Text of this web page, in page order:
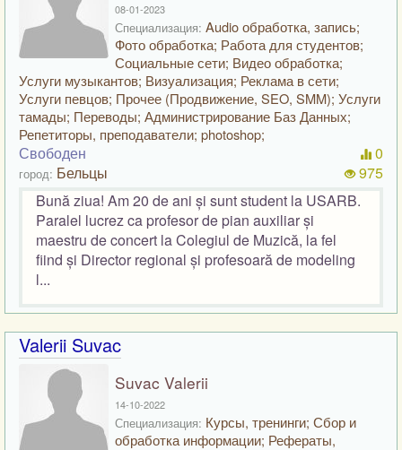
08-01-2023
Специализация: Audio обработка, запись;
Фото обработка; Работа для студентов;
Социальные сети; Видео обработка;
Услуги музыкантов; Визуализация; Реклама в сети;
Услуги певцов; Прочее (Продвижение, SEO, SMM); Услуги
тамады; Переводы; Администрирование Баз Данных;
Репетиторы, преподаватели; photoshop;
Свободен
город: Бельцы
0
975
Bună ziua! Am 20 de ani și sunt student la USARB.
Paralel lucrez ca profesor de pian auxiliar și
maestru de concert la Colegiul de Muzică, la fel
fiind și Director regional și profesoară de modeling
l...
Valerii Suvac
Suvac Valerii
14-10-2022
Специализация: Курсы, тренинги; Сбор и
обработка информации; Рефераты,